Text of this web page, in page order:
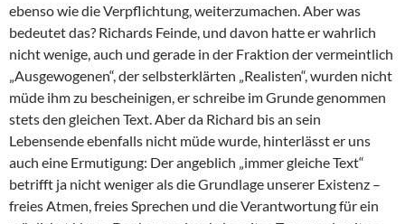
ebenso wie die Verpflichtung, weiterzumachen. Aber was
bedeutet das? Richards Feinde, und davon hatte er wahrlich
nicht wenige, auch und gerade in der Fraktion der vermeintlich
„Ausgewogenen“, der selbsterklärten „Realisten“, wurden nicht
müde ihm zu bescheinigen, er schreibe im Grunde genommen
stets den gleichen Text. Aber da Richard bis an sein
Lebensende ebenfalls nicht müde wurde, hinterlässt er uns
auch eine Ermutigung: Der angeblich „immer gleiche Text“
betrifft ja nicht weniger als die Grundlage unserer Existenz –
freies Atmen, freies Sprechen und die Verantwortung für ein